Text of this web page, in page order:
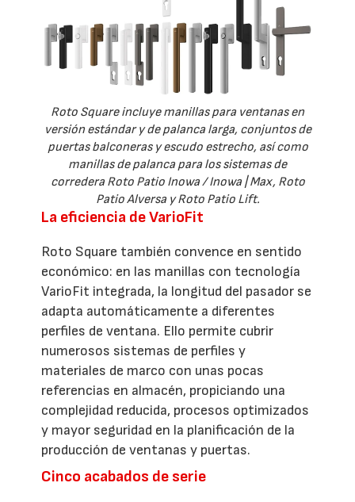
Roto Square incluye manillas para ventanas en
versión estándar y de palanca larga, conjuntos de
puertas balconeras y escudo estrecho, así como
manillas de palanca para los sistemas de
corredera Roto Patio Inowa / Inowa | Max, Roto
Patio Alversa y Roto Patio Lift.
La eficiencia de VarioFit
Roto Square también convence en sentido
económico: en las manillas con tecnología
VarioFit integrada, la longitud del pasador se
adapta automáticamente a diferentes
perfiles de ventana. Ello permite cubrir
numerosos sistemas de perfiles y
materiales de marco con unas pocas
referencias en almacén, propiciando una
complejidad reducida, procesos optimizados
y mayor seguridad en la planificación de la
producción de ventanas y puertas.
Cinco acabados de serie